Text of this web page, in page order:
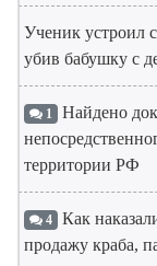
Ученик устроил
убив бабушку с
1 Найдено
территории РФ
4 Как
продажу краба,